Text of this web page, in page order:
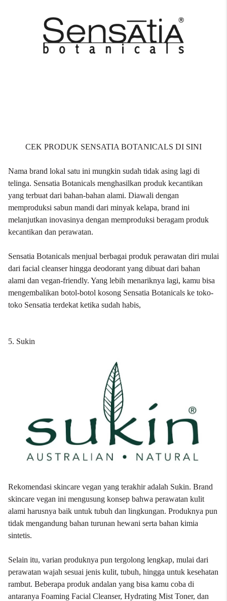
CEK PRODUK SENSATIA BOTANICALS DI SINI
Nama brand lokal satu ini mungkin sudah tidak asing lagi di
telinga. Sensatia Botanicals menghasilkan produk kecantikan
yang terbuat dari bahan-bahan alami. Diawali dengan
memproduksi sabun mandi dari minyak kelapa, brand ini
melanjutkan inovasinya dengan memproduksi beragam produk
kecantikan dan perawatan.
Sensatia Botanicals menjual berbagai produk perawatan diri mulai
dari facial cleanser hingga deodorant yang dibuat dari bahan
alami dan vegan-friendly. Yang lebih menariknya lagi, kamu bisa
mengembalikan botol-botol kosong Sensatia Botanicals ke toko-
toko Sensatia terdekat ketika sudah habis,
5. Sukin
Rekomendasi skincare vegan yang terakhir adalah Sukin. Brand
skincare vegan ini mengusung konsep bahwa perawatan kulit
alami harusnya baik untuk tubuh dan lingkungan. Produknya pun
tidak mengandung bahan turunan hewani serta bahan kimia
sintetis.
Selain itu, varian produknya pun tergolong lengkap, mulai dari
perawatan wajah sesuai jenis kulit, tubuh, hingga untuk kesehatan
rambut. Beberapa produk andalan yang bisa kamu coba di
antaranya Foaming Facial Cleanser, Hydrating Mist Toner, dan